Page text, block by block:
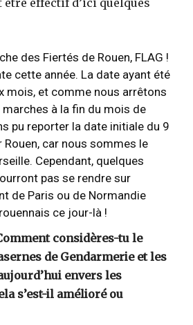
effectif d’ici quelques
des Fiertés de Rouen, FLAG !
cette année. La date ayant été
mois, et comme nous arrêtons
à la fin du mois de
pu reporter la date initiale du 9
Rouen, car nous sommes le
Cependant, quelques
pas se rendre sur
de Paris ou de Normandie
ce jour-là !
considères-tu le
de Gendarmerie et les
envers les
s’est-il amélioré ou